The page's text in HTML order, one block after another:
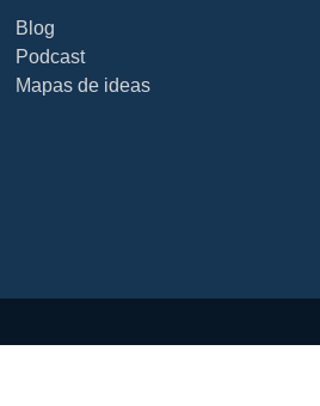
Blog
Podcast
Mapas de ideas